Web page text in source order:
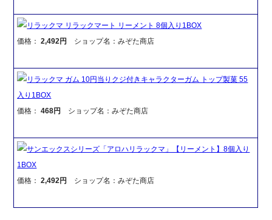
リラックマ リラックマート リーメント 8個入り1BOX
価格：2,492円 ショップ名：みぞた商店
リラックマ ガム 10円当りクジ付きキャラクターガム トップ製菓 55
入り1BOX
価格：468円 ショップ名：みぞた商店
サンエックスシリーズ「アロハリラックマ」【リーメント】8個入り
1BOX
価格：2,492円 ショップ名：みぞた商店